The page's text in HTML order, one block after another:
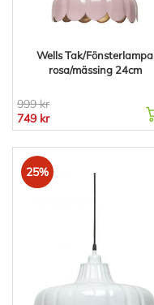
Wells Tak/Fönsterlampa
rosa/mässing 24cm
999 kr
749 kr
25%